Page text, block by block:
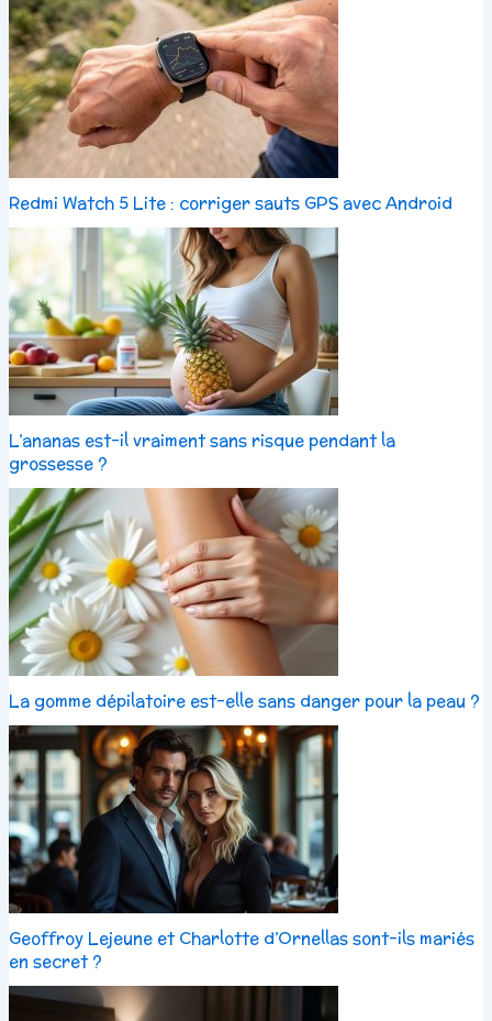
Redmi Watch 5 Lite : corriger sauts GPS avec Android
L’ananas est-il vraiment sans risque pendant la
grossesse ?
La gomme dépilatoire est-elle sans danger pour la peau ?
Geoffroy Lejeune et Charlotte d’Ornellas sont-ils mariés
en secret ?